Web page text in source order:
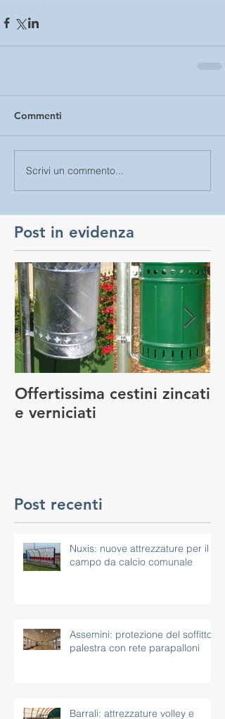
Commenti
Scrivi un commento...
Post in evidenza
Offertissima cestini zincati
e verniciati
Post recenti
Nuxis: nuove attrezzature per il
campo da calcio comunale
Assemini: protezione del soffitto
palestra con rete parapalloni
Barrali: attrezzature volley e